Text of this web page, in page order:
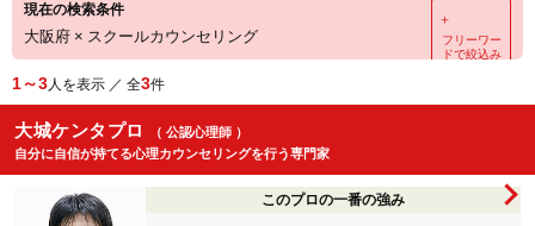
現在の検索条件
大阪府 × スクールカウンセリング
＋
フリーワー
ドで絞込み
1～3人を表示 ／ 全3件
大城ケンタプロ
（ 公認心理師 ）
自分に自信が持てる心理カウンセリングを行う専門家
このプロの一番の強み